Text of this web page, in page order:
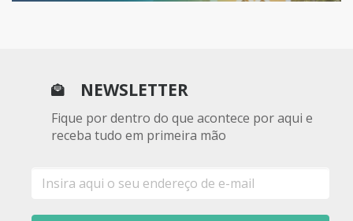
NEWSLETTER
Fique por dentro do que acontece por aqui e
receba tudo em primeira mão
mail